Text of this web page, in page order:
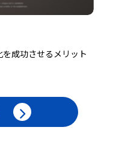
成功させるメリット